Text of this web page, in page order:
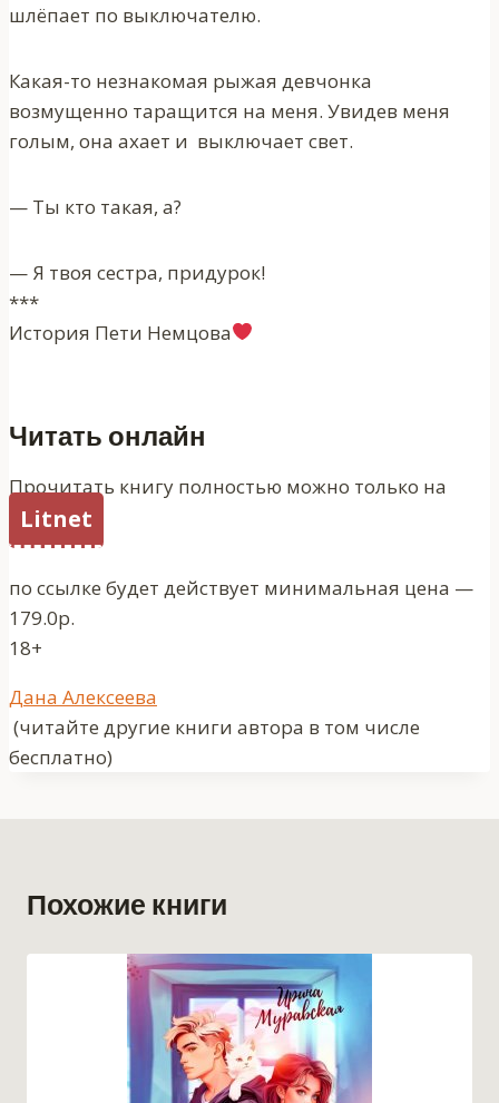
шлёпает по выключателю.
Какая-то незнакомая рыжая девчонка
возмущенно таращится на меня. Увидев меня
голым, она ахает и выключает свет.
— Ты кто такая, а?
— Я твоя сестра, придурок!
***
История Пети Немцова‍
Читать онлайн
Прочитать книгу полностью можно только на
Litnet
по ссылке будет действует минимальная цена —
179.0р.
18+
Метки
записи:
Дана Алексеева
(читайте другие книги автора в том числе
бесплатно)
Похожие книги